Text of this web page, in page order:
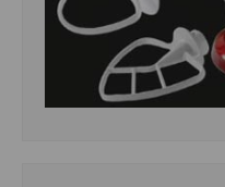
Cocina Holandesa
Cocina Hungara